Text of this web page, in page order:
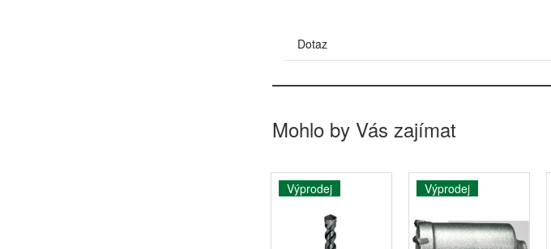
Dotaz
Mohlo by Vás zajímat
Výprodej Výprodej